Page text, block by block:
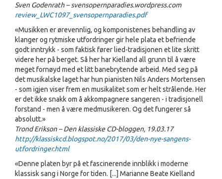
Sven Godenrath – svensopernparadies.wordpress.com
review_LWC1097_svensopernparadies.pdf
«Musikken er ørevennlig, og komponistenes behandling av
klanger og rytmiske utfordringer gir hele plata et befriende
godt inntrykk - som faktisk fører lied-tradisjonen et lite skritt
videre her på berget. Så her har Kielland all grunn til å være
meget fornøyd med et litt banebrytende arbeid. Med seg på
det musikalske laget har hun pianisten Nils Anders Mortensen
- som igjen viser frem en musikalitet som er helt strålende. Her
er det ikke snakk om å akkompagnere sangeren - i tradisjonell
forstand - men å være medmusikeren. Og det fungerer så
absolutt.»
Trond Erikson – Den klassiske CD-bloggen, 19.03.17
http://klassiskcd.blogspot.no/2017/03/den-nye-sangens-
utfordringer.html
«Denne platen byr på et fascinerende innblikk i moderne
klassisk sang i Norge for tiden. [...] Marianne Beate Kielland